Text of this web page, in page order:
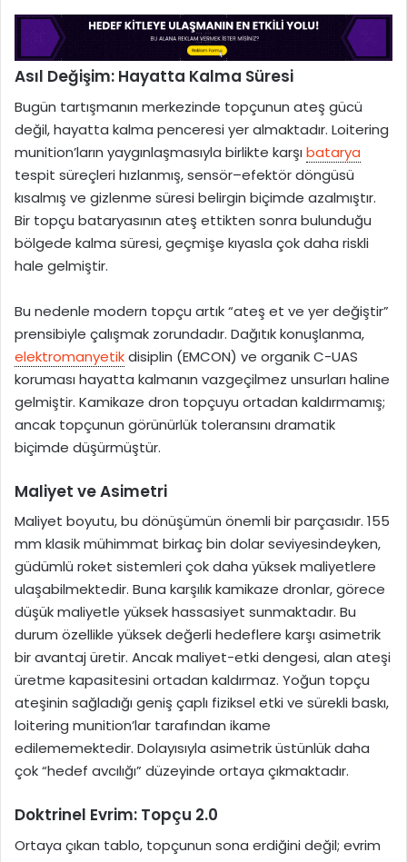
Asıl Değişim: Hayatta Kalma Süresi
Bugün tartışmanın merkezinde topçunun ateş gücü
değil, hayatta kalma penceresi yer almaktadır. Loitering
munition’ların yaygınlaşmasıyla birlikte karşıbatarya
tespit süreçleri hızlanmış, sensör–efektör döngüsü
kısalmış ve gizlenme süresi belirgin biçimde azalmıştır.
Bir topçu bataryasının ateş ettikten sonra bulunduğu
bölgede kalma süresi, geçmişe kıyasla çok daha riskli
hale gelmiştir.
Bu nedenle modern topçu artık “ateş et ve yer değiştir”
prensibiyle çalışmak zorundadır. Dağıtık konuşlanma,
elektromanyetikdisiplin (EMCON) ve organik C-UAS
koruması hayatta kalmanın vazgeçilmez unsurları haline
gelmiştir. Kamikaze dron topçuyu ortadan kaldırmamış;
ancak topçunun görünürlük toleransını dramatik
biçimde düşürmüştür.
Maliyet ve Asimetri
Maliyet boyutu, bu dönüşümün önemli bir parçasıdır. 155
mm klasik mühimmat birkaç bin dolar seviyesindeyken,
güdümlü roket sistemleri çok daha yüksek maliyetlere
ulaşabilmektedir. Buna karşılık kamikaze dronlar, görece
düşük maliyetle yüksek hassasiyet sunmaktadır. Bu
durum özellikle yüksek değerli hedeflere karşı asimetrik
bir avantaj üretir. Ancak maliyet-etki dengesi, alan ateşi
üretme kapasitesini ortadan kaldırmaz. Yoğun topçu
ateşinin sağladığı geniş çaplı fiziksel etki ve sürekli baskı,
loitering munition’lar tarafından ikame
edilememektedir. Dolayısıyla asimetrik üstünlük daha
çok “hedef avcılığı” düzeyinde ortaya çıkmaktadır.
Doktrinel Evrim: Topçu 2.0
Ortaya çıkan tablo, topçunun sona erdiğini değil; evrim